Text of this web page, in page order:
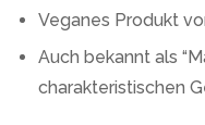
Veganes Produkt
Auch bekannt als
charakteristischen